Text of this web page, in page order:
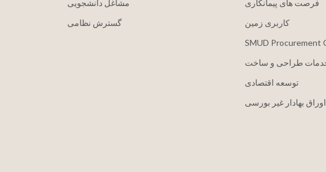
مشاغل دانشجویی
گسترش نظامی
فرصت های پیمانکاری
کاربری زمین
SMUD Procurement
طراحی و ساخت
توسعه اقتصادی
بهادار غیر بورسی